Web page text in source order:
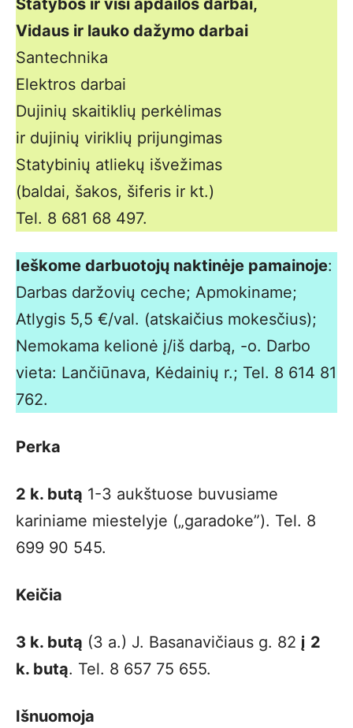
Statybos ir visi apdailos darbai,
Vidaus ir lauko dažymo darbai
Santechnika
Elektros darbai
Dujinių skaitiklių perkėlimas
ir dujinių viriklių prijungimas
Statybinių atliekų išvežimas
(baldai, šakos, šiferis ir kt.)
Tel. 8 681 68 497.
Ieškome darbuotojų naktinėje pamainoje:
Darbas daržovių ceche; Apmokiname;
Atlygis 5,5 €/val. (atskaičius mokesčius);
Nemokama kelionė į/iš darbą, -o. Darbo
vieta: Lančiūnava, Kėdainių r.; Tel. 8 614 81
762.
Perka
2 k. butą 1-3 aukštuose buvusiame
kariniame miestelyje („garadoke”). Tel. 8
699 90 545.
Keičia
3 k. butą (3 a.) J. Basanavičiaus g. 82 į 2
k. butą. Tel. 8 657 75 655.
Išnuomoja